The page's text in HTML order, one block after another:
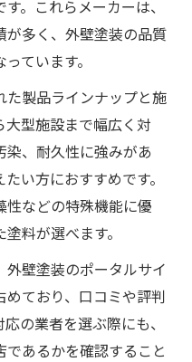
。これらメーカーは、
多く、外壁塗装の品質
ています。
た製品ラインナップと施
型施設まで幅広く対
、耐久性に強みがあ
い方におすすめです。
性などの特殊機能に優
料が選べます。
外壁塗装のポータルサイ
めており、口コミや評判
の業者を選ぶ際にも、
あるかを確認すること